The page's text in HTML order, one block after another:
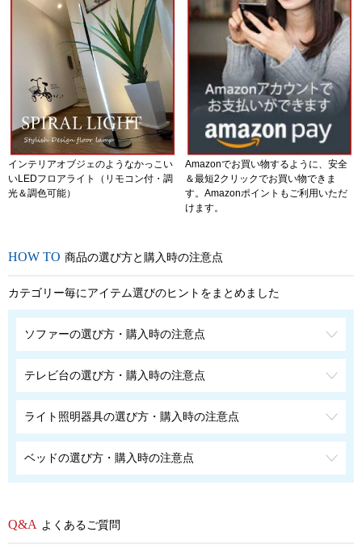
インテリアオブジェのようなかっこい
いLEDフロアライト（リモコン付・調
光＆調色可能）
Amazonでお買い物するように、安全
＆最短2クリックでお買い物できま
す。Amazonポイントもご利用いただ
けます。
商品の選び方と購入時の注意点
カテゴリー毎にアイテム選びのヒントをまとめました
ソファーの選び方・購入時の注意点
テレビ台の選び方・購入時の注意点
ライト照明器具の選び方・購入時の注意点
ベッドの選び方・購入時の注意点
よくあるご質問